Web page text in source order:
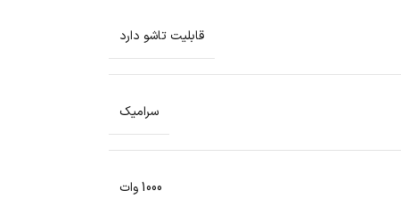
قابلیت تاشو دارد
سرامیک
1000 وات